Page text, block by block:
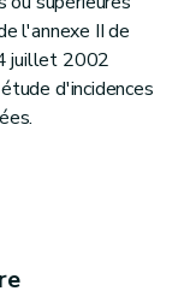
diverses
l'annexe II de
juillet 2002
d'incidences